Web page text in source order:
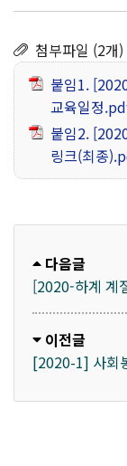
첨부파일 (2개)
붙임1.
교육일정
붙임2.
링크(최종
다음글
[2020-하계 계
(세부 기관목록
이전글
[2020-1] 사회